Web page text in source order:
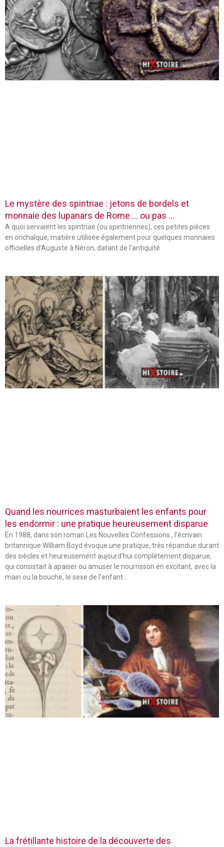
Le mystère des spintriae : jetons de bordels et
monnaie des lupanars de Rome … ou pas …
A quoi servaient les spintriae (ou spintriennes), ces petites pièces
en orichalque, matière utilisée également pour quelques monnaies
officielles d’Auguste à Néron, datant de l’antiquité
Quand les nourrices masturbaient les enfants pour
les endormir : une pratique heureusement disparue
En 1988, dans son roman Les Nouvelles Confessions , l’écrivain
britannique William Boyd évoque une pratique, très répandue durant
des siècles et heureusement aujourd’hui complètement disparue,
qui consistait à apaiser ou amuser le nourrisson en excitant, avec la
main ou la bouche, le sexe de l’enfant…
La frétillante histoire de la découverte des